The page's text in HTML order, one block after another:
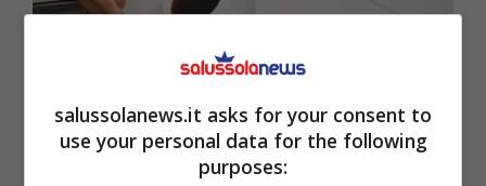
Selezione candidati: il test della tazzina di caffè e del
bicchiere d’acqua – salussolanews.it
salussolanews.it asks for your consent to
use your personal data for the following
purposes: